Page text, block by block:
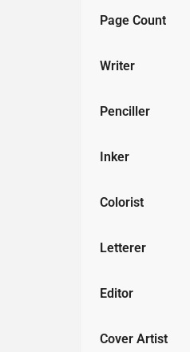
Page Count
Writer
Penciller
Inker
Colorist
Letterer
Editor
Cover Artist